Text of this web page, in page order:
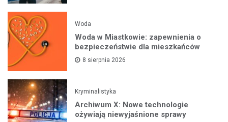
Woda
Woda w Miastkowie: zapewnienia o
bezpieczeństwie dla mieszkańców
8 sierpnia 2026
Kryminalistyka
Archiwum X: Nowe technologie
ożywiają niewyjaśnione sprawy